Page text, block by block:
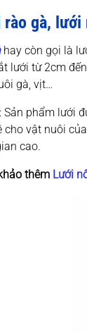
gà, lưới
hay còn gọi là
lưới từ 2cm
gà, vịt…
Sản phẩm lưới
cho vật nuôi
cao.
thêm Lưới